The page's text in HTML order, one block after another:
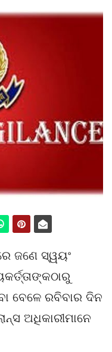
ଜଣେ ସ୍ୱୟଂ
ବେଳେ ରବିବାର ଦିନ
ଅଧିକାରୀମାନେ